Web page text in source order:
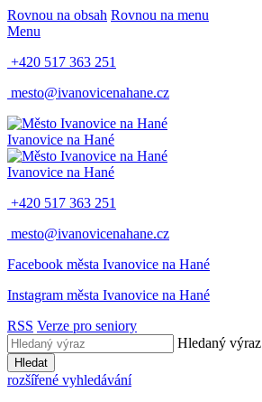
Rovnou na obsah Rovnou na menu
Menu
+420 517 363 251
mesto@ivanovicenahane.cz
Ivanovice na Hané
Ivanovice na Hané
+420 517 363 251
mesto@ivanovicenahane.cz
Facebook města Ivanovice na Hané
Instagram města Ivanovice na Hané
RSS Verze pro seniory
Hledaný výraz
Hledat
rozšířené vyhledávání